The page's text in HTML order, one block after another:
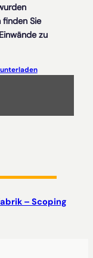
Sie
zu
– Scoping